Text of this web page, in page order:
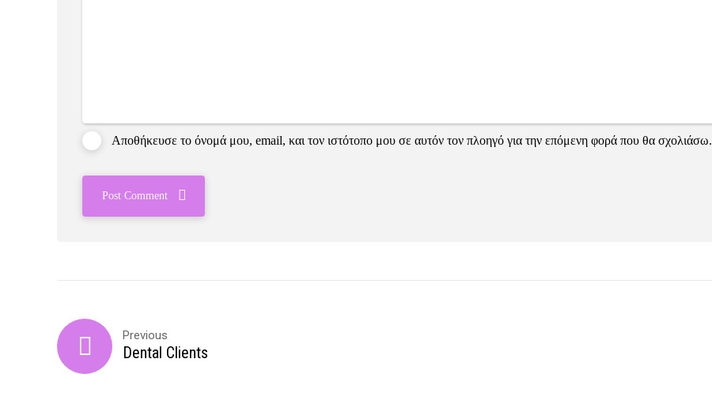
Αποθήκευσε το όνομά μου, email, και τον ιστότοπο μου σε αυτόν τον πλοηγό για την επόμενη φορά που θα σχολιάσω.
Post Comment
Previous
Dental Clients